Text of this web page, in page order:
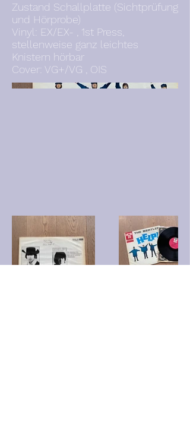
Zustand Schallplatte (Sichtprüfung
und Hörprobe)
Vinyl: EX/EX- , 1st Press,
stellenweise ganz leichtes
Knistern hörbar
Cover: VG+/VG , OIS